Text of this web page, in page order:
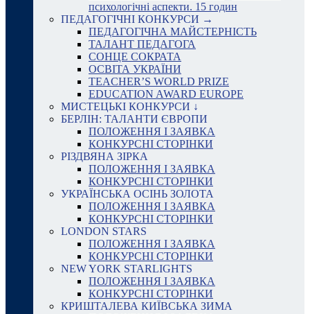
психологічні аспекти. 15 годин
ПЕДАГОГІЧНІ КОНКУРСИ →
ПЕДАГОГІЧНА МАЙСТЕРНІСТЬ
ТАЛАНТ ПЕДАГОГА
СОНЦЕ СОКРАТА
ОСВІТА УКРАЇНИ
TEACHER’S WORLD PRIZE
EDUCATION AWARD EUROPE
МИСТЕЦЬКІ КОНКУРСИ ↓
БЕРЛІН: ТАЛАНТИ ЄВРОПИ
ПОЛОЖЕННЯ І ЗАЯВКА
КОНКУРСНІ СТОРІНКИ
РІЗДВЯНА ЗІРКА
ПОЛОЖЕННЯ І ЗАЯВКА
КОНКУРСНІ СТОРІНКИ
УКРАЇНСЬКА ОСІНЬ ЗОЛОТА
ПОЛОЖЕННЯ І ЗАЯВКА
КОНКУРСНІ СТОРІНКИ
LONDON STARS
ПОЛОЖЕННЯ І ЗАЯВКА
КОНКУРСНІ СТОРІНКИ
NEW YORK STARLIGHTS
ПОЛОЖЕННЯ І ЗАЯВКА
КОНКУРСНІ СТОРІНКИ
КРИШТАЛЕВА КИЇВСЬКА ЗИМА